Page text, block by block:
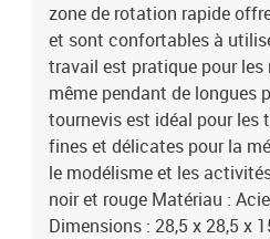
zone de rotation rapide
et sont confortables à
travail est pratique pour
même pendant de longues
tournevis est idéal pour les
fines et délicates pour la
le modélisme et les
noir et rouge Matériau :
Dimensions : 28,5 x 28,5 x